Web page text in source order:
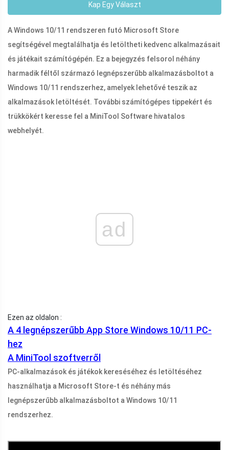
Kap Egy Választ
A Windows 10/11 rendszeren futó Microsoft Store
segítségével megtalálhatja és letöltheti kedvenc alkalmazásait
és játékait számítógépén. Ez a bejegyzés felsorol néhány
harmadik féltől származó legnépszerűbb alkalmazásboltot a
Windows 10/11 rendszerhez, amelyek lehetővé teszik az
alkalmazások letöltését. További számítógépes tippekért és
trükkökért keresse fel a MiniTool Software hivatalos
webhelyét.
ad
Ezen az oldalon :
A 4 legnépszerűbb App Store Windows 10/11 PC-
hez
A MiniTool szoftverről
PC-alkalmazások és játékok kereséséhez és letöltéséhez
használhatja a Microsoft Store-t és néhány más
legnépszerűbb alkalmazásboltot a Windows 10/11
rendszerhez.